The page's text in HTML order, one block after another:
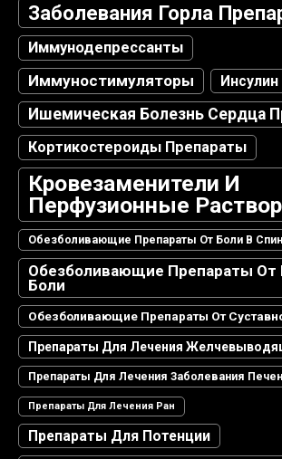
Заболевания Горла
Иммунодепрессанты
Иммуностимуляторы Инсулин
Ишемическая Болезнь Сердца
Кортикостероиды Препараты
Кровезаменители И
Перфузионные
Обезболивающие Препараты От Боли В
Обезболивающие Препараты От
Боли
Обезболивающие Препараты От
Препараты Для Лечения
Препараты Для Лечения Заболевания
Препараты Для Лечения Ран
Препараты Для Потенции